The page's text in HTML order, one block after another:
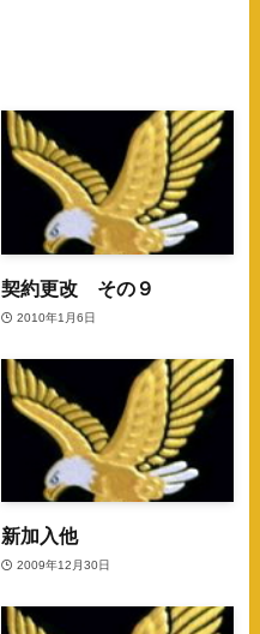
契約更改 その９
2010年1月6日
新加入他
2009年12月30日